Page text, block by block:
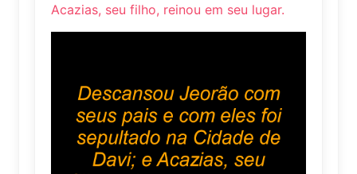
Acazias, seu filho, reinou em seu lugar.